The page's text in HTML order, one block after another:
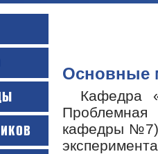
Основные
Кафедра
кафедры №7)